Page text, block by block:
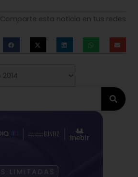
Comparte esta noticia en tus redes